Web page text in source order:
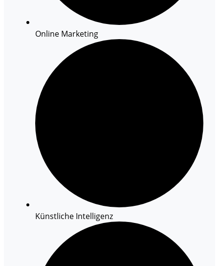
Online Marketing
Künstliche Intelligenz